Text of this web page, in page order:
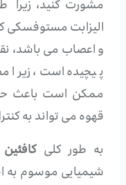
مشورت کنید، زیرا
الیزابت مستوفسکی
و اعصاب می باشد،
پیچیده است،
ممکن است باعث
قهوه می تواند به
به طور کلی کافئین
شیمیایی موسوم به